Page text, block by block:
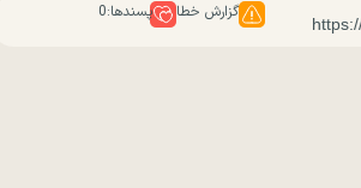
گزارش خطا پسندها:0